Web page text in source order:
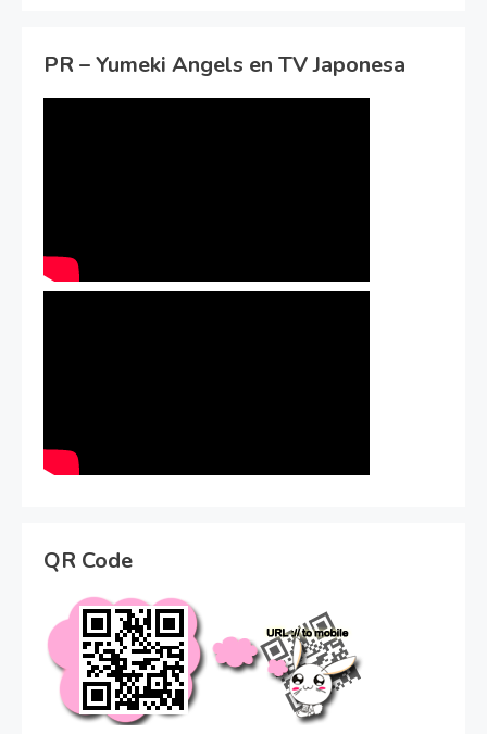
PR – Yumeki Angels en TV Japonesa
QR Code